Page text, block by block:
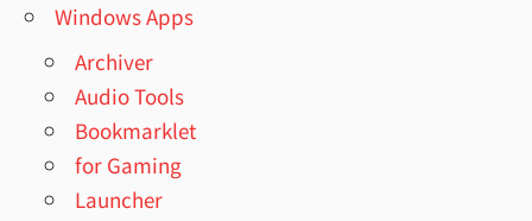
Windows Apps
Archiver
Audio Tools
Bookmarklet
for Gaming
Launcher